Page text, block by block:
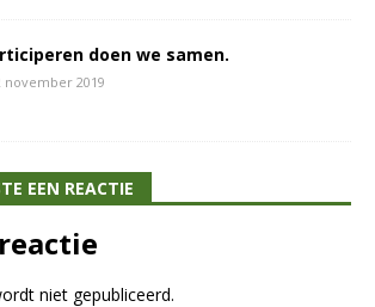
doen we samen.
november 2019
EEN REACTIE
niet gepubliceerd.